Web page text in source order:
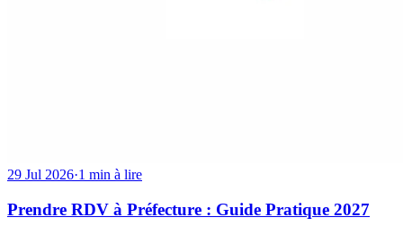
29 Jul 2026·1 min à lire
Prendre RDV à Préfecture : Guide Pratique 2027